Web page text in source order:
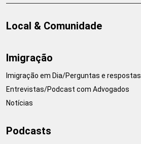
Local & Comunidade
Imigração
Imigração em Dia/Perguntas e respostas
Entrevistas/Podcast com Advogados
Notícias
Podcasts